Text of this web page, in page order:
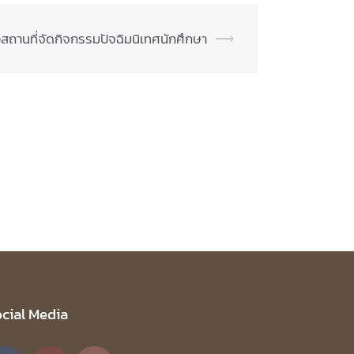
ถานที่จัดกิจกรรมปัจฉิมนิเทศนักศึกษา ⟶
Media